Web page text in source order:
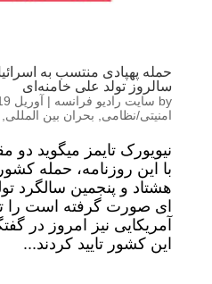
حمله پهپادی منتسب به
سالروز تولد علی خامنه‌ای
by سایت رادیو فرانسه | آوریل 19, 2024 12:16 ب.ظ
امنیتی/نظامی
بحران بین المللی
نیویورک تایمز میگوید دو
با این روزنامه، حمله
هشتاد و پنجمین سالگرد
ای صورت گرفته است را
آمریکایی نیز امروز در
این کشور تایید کردند...